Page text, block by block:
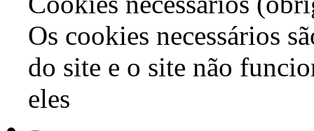
Os cookies necessários
do site e o site não
eles